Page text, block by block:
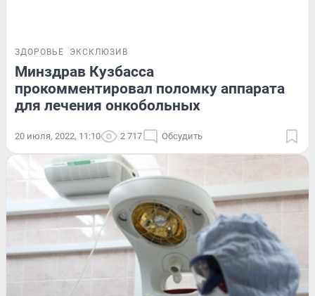
ЗДОРОВЬЕ ЭКСКЛЮЗИВ
Минздрав Кузбасса
прокомментировал поломку аппарата
для лечения онкобольных
20 июля, 2022, 11:10 2 717 Обсудить